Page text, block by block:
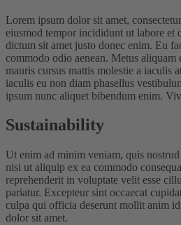
Lorem ipsum dolor sit amet,
eiusmod tempor incididunt ut labore et
dictum sit amet justo donec enim. Eu
commodo odio aenean. Metus
mauris cursus mattis molestie a iaculis
iaculis eu non diam phasellus
ipsum nunc aliquet bibendum enim.
Sustainability
Ut enim ad minim veniam, quis
nisi ut aliquip ex ea commodo
reprehenderit in voluptate velit esse
pariatur. Excepteur sint occaecat
culpa qui officia deserunt mollit anim
dolor sit amet.